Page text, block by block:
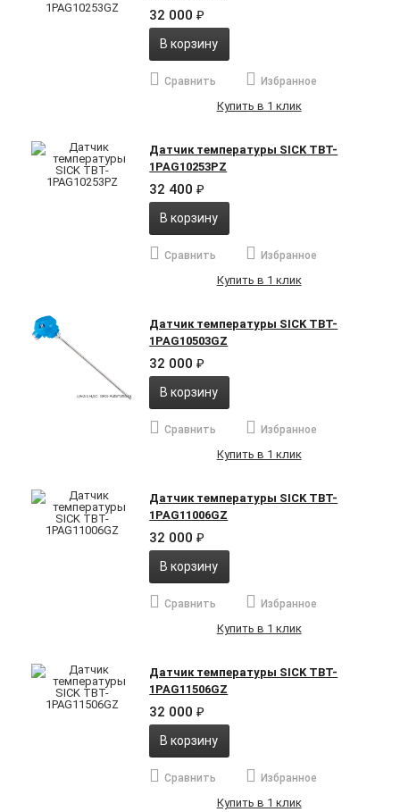
32 000₽
В корзину
Сравнить Избранное
Купить в 1 клик
Датчик температуры SICK TBT-
1PAG10253PZ
32 400₽
В корзину
Сравнить Избранное
Купить в 1 клик
Датчик температуры SICK TBT-
1PAG10503GZ
32 000₽
В корзину
Сравнить Избранное
Купить в 1 клик
Датчик температуры SICK TBT-
1PAG11006GZ
32 000₽
В корзину
Сравнить Избранное
Купить в 1 клик
Датчик температуры SICK TBT-
1PAG11506GZ
32 000₽
В корзину
Сравнить Избранное
Купить в 1 клик